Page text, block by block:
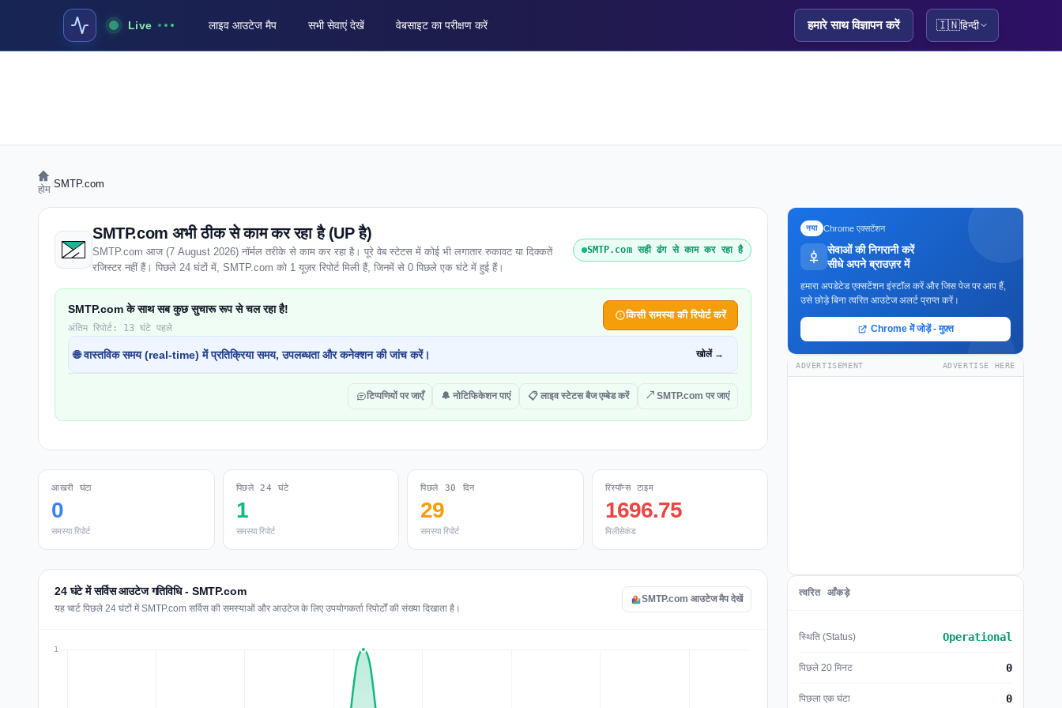
Live लाइव आउटेज मैप सभी सेवाएं देखें वेबसाइट का परीक्षण करें हमारे साथ विज्ञापन करें 🇮🇳हिन्दी
होम SMTP.com
SMTP.com अभी ठीक से काम कर रहा है (UP है)
SMTP.com आज (7 August 2026) नॉर्मल तरीके से काम कर रहा है। पूरे वेब स्टेटस में कोई भी लगातार रुकावट या दिक्कतें
रजिस्टर नहीं हैं। पिछले 24 घंटों में, SMTP.com को 1 यूज़र रिपोर्ट मिली हैं, जिनमें से 0 पिछले एक घंटे में हुई हैं।
SMTP.com सही ढंग से काम कर रहा है
SMTP.com के साथ सब कुछ सुचारू रूप से चल रहा है!
अंतिम रिपोर्ट: 13 घंटे पहले
किसी समस्या की रिपोर्ट करें
🌐 वास्तविक समय (real-time) में प्रतिक्रिया समय, उपलब्धता और कनेक्शन की जांच करें। खोलें →
टिप्पणियों पर जाएँ 🔔 नोटिफिकेशन पाएं 📋 लाइव स्टेटस बैज एम्बेड करें ↗ SMTP.com पर जाएं
आखरी घंटा
0
समस्या रिपोर्ट
पिछले 24 घंटे
1
समस्या रिपोर्ट
पिछले 30 दिन
29
समस्या रिपोर्ट
रिस्पॉन्स टाइम
1696.75
मिलीसेकंड
24 घंटे में सर्विस आउटेज गतिविधि - SMTP.com
यह चार्ट पिछले 24 घंटों में SMTP.com सर्विस की समस्याओं और आउटेज के लिए उपयोगकर्ता रिपोर्टों की संख्या दिखाता है।
SMTP.com आउटेज मैप देखें
नया Chrome एक्सटेंशन
सेवाओं की निगरानी करें
सीधे अपने ब्राउज़र में
हमारा अपडेटेड एक्सटेंशन इंस्टॉल करें और जिस पेज पर आप हैं,
उसे छोड़े बिना त्वरित आउटेज अलर्ट प्राप्त करें।
Chrome में जोड़ें - मुफ़्त
ADVERTISEMENT ADVERTISE HERE
त्वरित आँकड़े
स्थिति (Status) Operational
पिछले 20 मिनट 0
पिछला एक घंटा 0